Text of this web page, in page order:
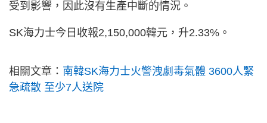
受到影響，因此沒有生產中斷的情況。
SK海力士今日收報2,150,000韓元，升2.33%。
相關文章： 南韓SK海力士火警洩劇毒氣體 3600人緊
急疏散 至少7人送院